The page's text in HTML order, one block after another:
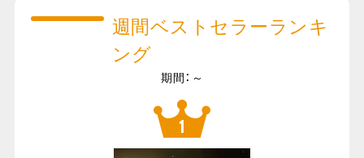
週間ベストセラーランキ
ング
期間：～